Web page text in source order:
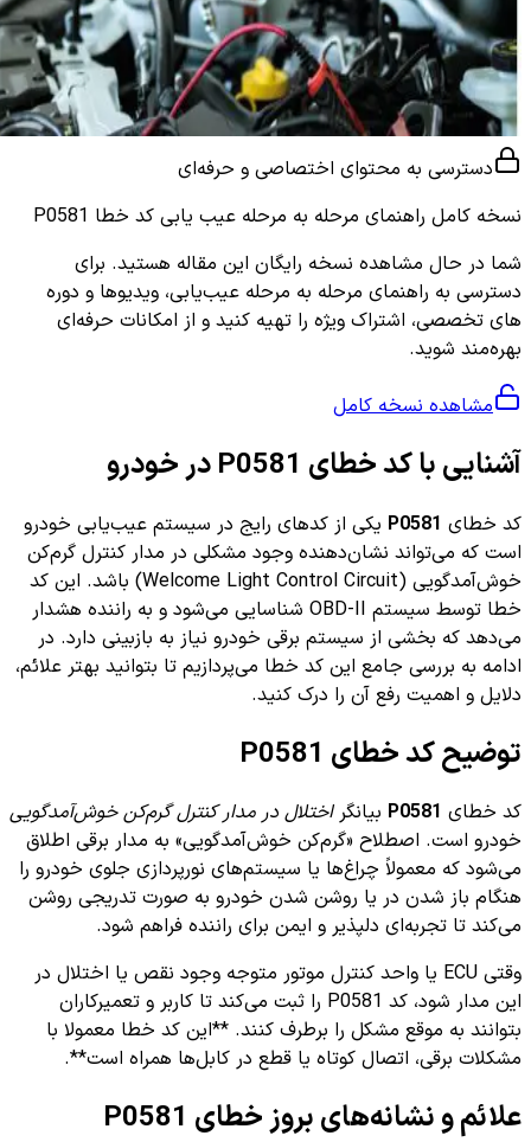
دسترسی به محتوای اختصاصی و حرفه‌ای
نسخه کامل راهنمای مرحله به مرحله عیب یابی کد خطا P0581
شما در حال مشاهده نسخه رایگان این مقاله هستید. برای
دسترسی به راهنمای مرحله به مرحله عیب‌یابی، ویدیوها و دوره
های تخصصی، اشتراک ویژه را تهیه کنید و از امکانات حرفه‌ای
بهره‌مند شوید.
مشاهده نسخه کامل
آشنایی با کد خطای P0581 در خودرو
کد خطای P0581 یکی از کدهای رایج در سیستم عیب‌یابی خودرو
است که می‌تواند نشان‌دهنده وجود مشکلی در مدار کنترل گرم‌کن
خوش‌آمدگویی (Welcome Light Control Circuit) باشد. این کد
خطا توسط سیستم OBD-II شناسایی می‌شود و به راننده هشدار
می‌دهد که بخشی از سیستم برقی خودرو نیاز به بازبینی دارد. در
ادامه به بررسی جامع این کد خطا می‌پردازیم تا بتوانید بهتر علائم،
دلایل و اهمیت رفع آن را درک کنید.
توضیح کد خطای P0581
کد خطای P0581 بیانگراختلال در مدار کنترل گرم‌کن خوش‌آمدگویی
خودرو است. اصطلاح «گرم‌کن خوش‌آمدگویی» به مدار برقی اطلاق
می‌شود که معمولاً چراغ‌ها یا سیستم‌های نورپردازی جلوی خودرو را
هنگام باز شدن در یا روشن شدن خودرو به صورت تدریجی روشن
می‌کند تا تجربه‌ای دلپذیر و ایمن برای راننده فراهم شود.
وقتی ECU یا واحد کنترل موتور متوجه وجود نقص یا اختلال در
این مدار شود، کد P0581 را ثبت می‌کند تا کاربر و تعمیرکاران
بتوانند به موقع مشکل را برطرف کنند. **این کد خطا معمولا با
مشکلات برقی، اتصال کوتاه یا قطع در کابل‌ها همراه است**.
علائم و نشانه‌های بروز خطای P0581